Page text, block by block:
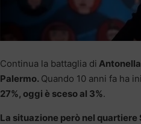
Continua la battaglia di
Palermo. Quando 10 anni fa ha
27%, oggi è sceso al 3%.
La situazione però nel